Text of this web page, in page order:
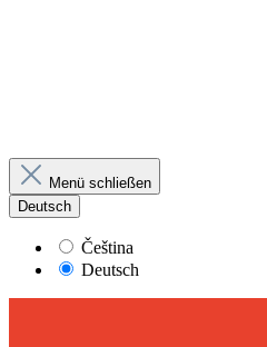
Menü schließen
Deutsch
Čeština
Deutsch